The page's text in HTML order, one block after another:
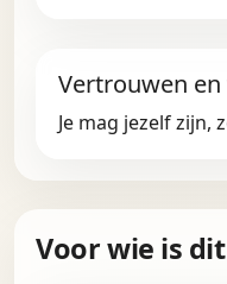
Vertrouwen
Je mag jezelf zijn,
Voor wie is